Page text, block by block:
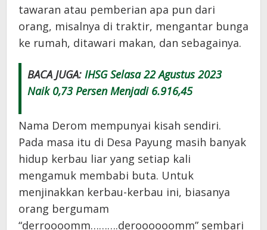
tawaran atau pemberian apa pun dari
orang, misalnya di traktir, mengantar bunga
ke rumah, ditawari makan, dan sebagainya.
BACA JUGA: IHSG Selasa 22 Agustus 2023
Naik 0,73 Persen Menjadi 6.916,45
Nama Derom mempunyai kisah sendiri.
Pada masa itu di Desa Payung masih banyak
hidup kerbau liar yang setiap kali
mengamuk membabi buta. Untuk
menjinakkan kerbau-kerbau ini, biasanya
orang bergumam
“derroooomm……….deroooooomm” sembari